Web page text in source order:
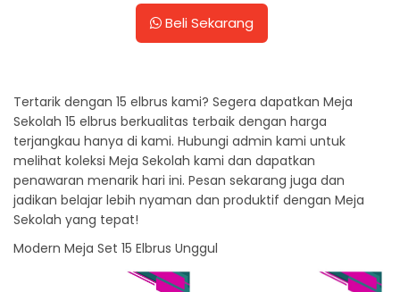
Beli Sekarang
Tertarik dengan 15 elbrus kami? Segera dapatkan Meja
Sekolah 15 elbrus berkualitas terbaik dengan harga
terjangkau hanya di kami. Hubungi admin kami untuk
melihat koleksi Meja Sekolah kami dan dapatkan
penawaran menarik hari ini. Pesan sekarang juga dan
jadikan belajar lebih nyaman dan produktif dengan Meja
Sekolah yang tepat!
Modern Meja Set 15 Elbrus Unggul